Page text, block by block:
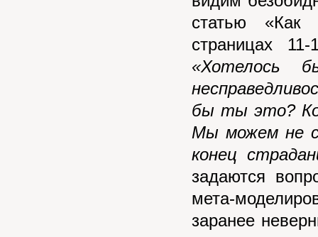
статью «Как
страницах
«Хотелось
бы ты это?
Мы можем не
конец
задаются
мета-
заранее